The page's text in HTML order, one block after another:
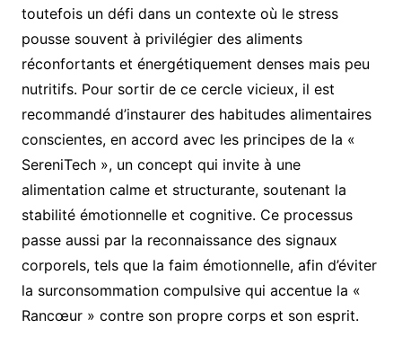
toutefois un défi dans un contexte où le stress
pousse souvent à privilégier des aliments
réconfortants et énergétiquement denses mais peu
nutritifs. Pour sortir de ce cercle vicieux, il est
recommandé d’instaurer des habitudes alimentaires
conscientes, en accord avec les principes de la «
SereniTech », un concept qui invite à une
alimentation calme et structurante, soutenant la
stabilité émotionnelle et cognitive. Ce processus
passe aussi par la reconnaissance des signaux
corporels, tels que la faim émotionnelle, afin d’éviter
la surconsommation compulsive qui accentue la «
Rancœur » contre son propre corps et son esprit.